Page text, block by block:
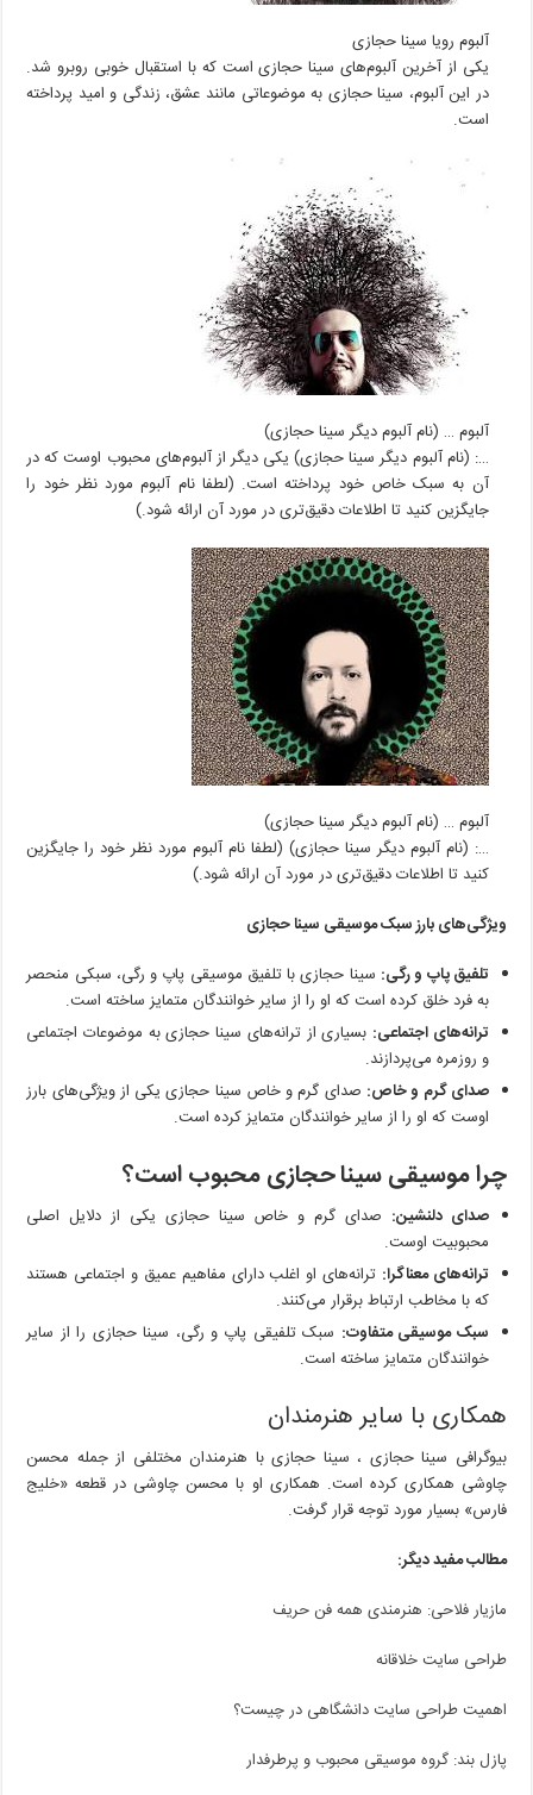
آلبوم رویا سینا حجازی
یکی از آخرین آلبوم‌های سینا حجازی است که با استقبال خوبی روبرو شد.
در این آلبوم، سینا حجازی به موضوعاتی مانند عشق، زندگی و امید پرداخته
است.
آلبوم … (نام آلبوم دیگر سینا حجازی)
…: (نام آلبوم دیگر سینا حجازی) یکی دیگر از آلبوم‌های محبوب اوست که در
آن به سبک خاص خود پرداخته است. (لطفا نام آلبوم مورد نظر خود را
جایگزین کنید تا اطلاعات دقیق‌تری در مورد آن ارائه شود.)
آلبوم … (نام آلبوم دیگر سینا حجازی)
…: (نام آلبوم دیگر سینا حجازی) (لطفا نام آلبوم مورد نظر خود را جایگزین
کنید تا اطلاعات دقیق‌تری در مورد آن ارائه شود.)
ویژگی‌های بارز سبک موسیقی سینا حجازی
تلفیق پاپ و رگی: سینا حجازی با تلفیق موسیقی پاپ و رگی، سبکی منحصر
به فرد خلق کرده است که او را از سایر خوانندگان متمایز ساخته است.
ترانه‌های اجتماعی: بسیاری از ترانه‌های سینا حجازی به موضوعات اجتماعی
و روزمره می‌پردازند.
صدای گرم و خاص: صدای گرم و خاص سینا حجازی یکی از ویژگی‌های بارز
اوست که او را از سایر خوانندگان متمایز کرده است.
چرا موسیقی سینا حجازی محبوب است؟
صدای دلنشین: صدای گرم و خاص سینا حجازی یکی از دلایل اصلی
محبوبیت اوست.
ترانه‌های معناگرا: ترانه‌های او اغلب دارای مفاهیم عمیق و اجتماعی هستند
که با مخاطب ارتباط برقرار می‌کنند.
سبک موسیقی متفاوت: سبک تلفیقی پاپ و رگی، سینا حجازی را از سایر
خوانندگان متمایز ساخته است.
همکاری با سایر هنرمندان
بیوگرافی سینا حجازی ، سینا حجازی با هنرمندان مختلفی از جمله محسن
چاوشی همکاری کرده است. همکاری او با محسن چاوشی در قطعه «خلیج
فارس» بسیار مورد توجه قرار گرفت.
مطالب مفید دیگر:
مازیار فلاحی: هنرمندی همه فن حریف
طراحی سایت خلاقانه
اهمیت طراحی سایت دانشگاهی در چیست؟
پازل بند: گروه موسیقی محبوب و پرطرفدار